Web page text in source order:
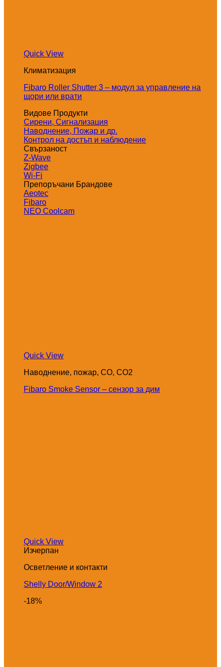
Quick View
Климатизация
Fibaro Roller Shutter 3 – модул за управление на
щори или врати
Видове Продукти
Сирени, Сигнализация
Наводнение, Пожар и др.
Контрол на достъп и наблюдение
Свързаност
Z-Wave
Zigbee
Wi-Fi
Препоръчани Брандове
Aeotec
Fibaro
NEO Coolcam
Quick View
Наводнение, пожар, CO, CO2
Fibaro Smoke Sensor – сензор за дим
Quick View
Изчерпан
Осветление и контакти
Shelly Door/Window 2
-18%